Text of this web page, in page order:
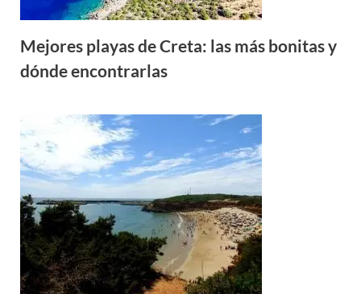
Mejores playas de Creta: las más bonitas y
dónde encontrarlas